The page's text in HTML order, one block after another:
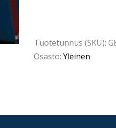
Tuotetunnus (SKU):
Osasto: Yleinen